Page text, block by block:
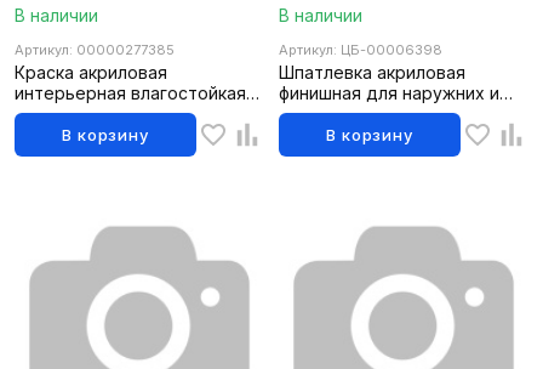
В наличии
Артикул: 00000277385
Краска акриловая
интерьерная влагостойкая
супербелая база А (6кг/4л)
White-X FARBITEX PROFI
В корзину
В наличии
Артикул: ЦБ-00006398
Шпатлевка акриловая
финишная для наружних и
внутренних работ 13кг
FARBITEX PROFI
В корзину